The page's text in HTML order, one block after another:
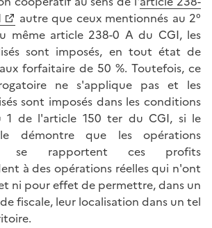
autre que ceux mentionnés au 2°
même article 238-0 A du CGI, les
sont imposés, en tout état de
forfaitaire de 50 %. Toutefois, ce
ne s'applique pas et les
sont imposés dans les conditions
1 de l'article 150 ter du CGI, si le
démontre que les opérations
se rapportent ces profits
à des opérations réelles qui n'ont
ni pour effet de permettre, dans un
fiscale, leur localisation dans un tel